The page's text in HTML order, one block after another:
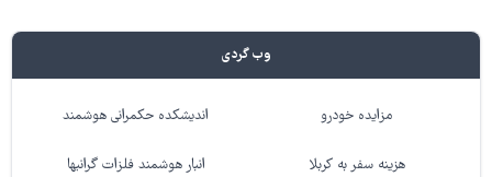
وب گردی
مزایده خودرو اندیشکده حکمرانی هوشمند
هزینه سفر به کربلا انبار هوشمند فلزات گرانبها